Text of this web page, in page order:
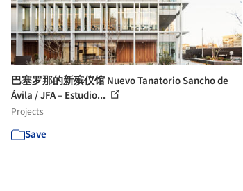
巴塞罗那的新殡仪馆 Nuevo Tanatorio Sancho de
Ávila / JFA – Estudio...
Projects
Save